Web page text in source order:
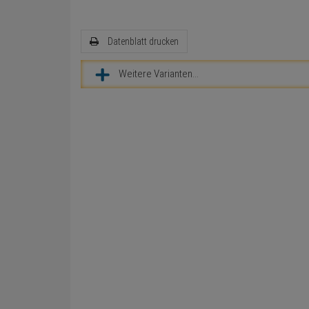
Datenblatt drucken
Weitere Varianten...